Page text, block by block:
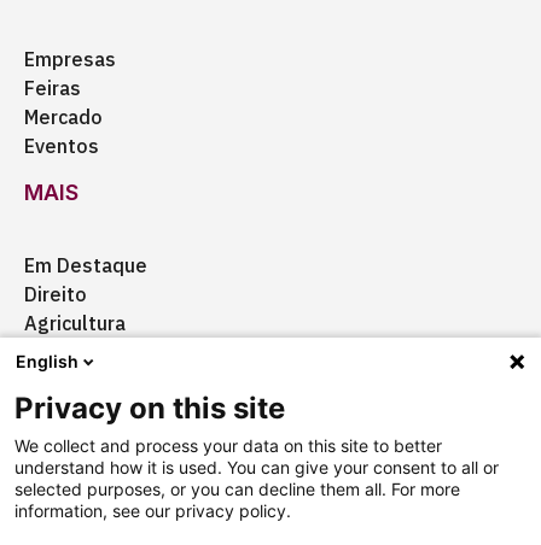
Empresas
Feiras
Mercado
Eventos
MAIS
Em Destaque
Direito
Agricultura
Certificação
Aquisições
English
Privacy on this site
We collect and process your data on this site to better
understand how it is used. You can give your consent to all or
selected purposes, or you can decline them all. For more
information, see our privacy policy.